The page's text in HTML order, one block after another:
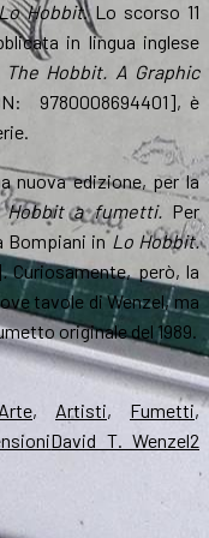
Hobbit. Lo scorso 11
in lingua inglese
The Hobbit. A Graphic
9780008694401], è
nuova edizione, per la
Hobbit a fumetti. Per
Bompiani inLo Hobbit.
.Curiosamente, però, la
tavole di Wenzel, ma
originale del 1989.
Categorie
Arte, Artisti, Fumetti,
Tag
David T. Wenzel2